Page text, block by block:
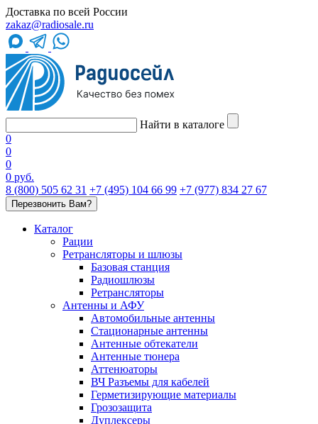
Доставка по всей России
zakaz@radiosale.ru
Найти в каталоге
0
0
0
0 руб.
8 (800) 505 62 31 +7 (495) 104 66 99 +7 (977) 834 27 67
Перезвонить Вам?
Каталог
Рации
Ретрансляторы и шлюзы
Базовая станция
Радиошлюзы
Ретрансляторы
Антенны и АФУ
Автомобильные антенны
Стационарные антенны
Антенные обтекатели
Антенные тюнера
Аттенюаторы
ВЧ Разъемы для кабелей
Герметизирующие материалы
Грозозащита
Дуплексеры